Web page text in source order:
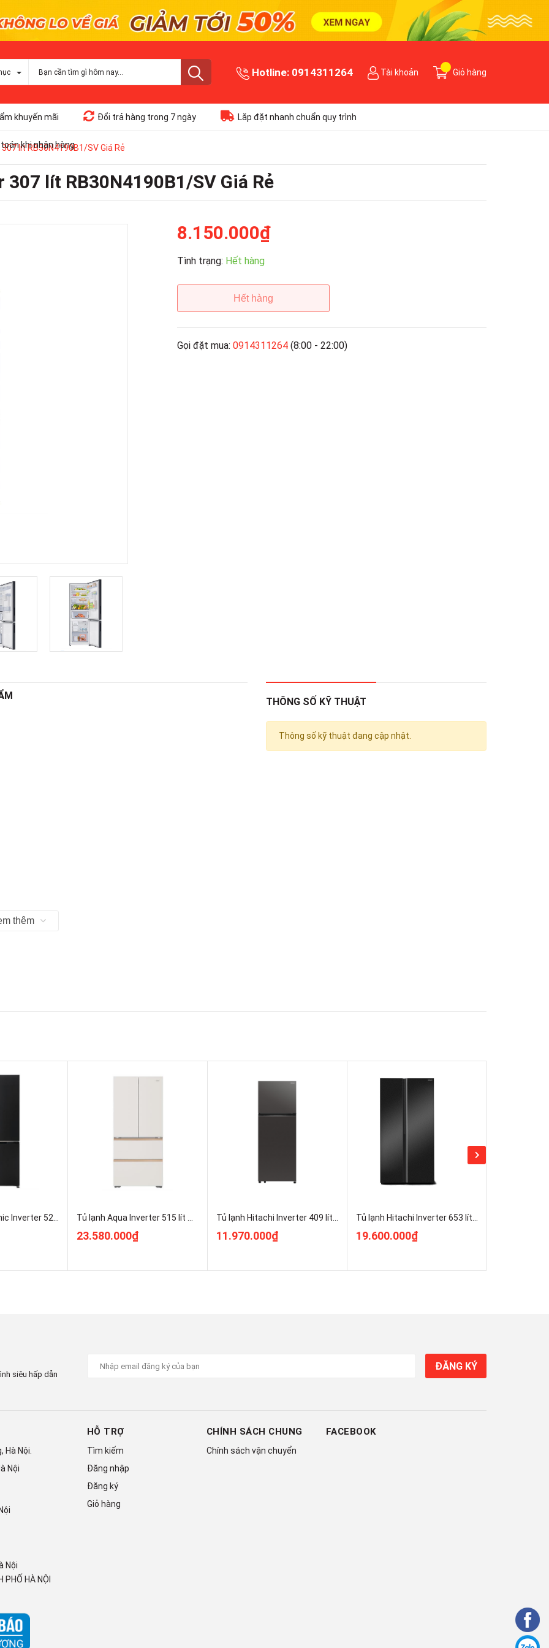
Hotline: 0914311264 Tài khoản Giỏ hàng
khuyến mãi Đổi trả hàng trong 7 ngày Lắp đặt nhanh chuẩn quy trình
khi nhận hàng
lít RB30N4190B1/SV Giá Rẻ
lít RB30N4190B1/SV Giá Rẻ
8.150.000₫
Tình trạng: Hết hàng
Hết hàng
Gọi đặt mua: 0914311264 (8:00 - 22:00)
soát chặt chẽ sự thay đổi nhiệt độ
kg
thêm
THÔNG SỐ KỸ THUẬT
Thông số kỹ thuật đang cập nhật.
Tủ lạnh Panasonic Inverter 525 lít Multi Door NR-XZ590CWKV Giá Rẻ Nhất Tủ lạnh Aqua Inverter 515 lít Multi Door AQR-MA590XA(MC)U1
23.580.000₫
Tủ lạnh Hitachi Inverter 409 lít HRTN6443SAGMGVN Nguyên Seal
11.970.000₫
Tủ lạnh Hitachi Inverter 653 lít HRSN9713ESAUVN Nguyên Seal
19.600.000₫
siêu hấp dẫn
ĐĂNG KÝ
Hà Nội.
Nội
Nội
PHỐ HÀ NỘI
HỖ TRỢ
Tìm kiếm
Đăng nhập
Đăng ký
Giỏ hàng
CHÍNH SÁCH CHUNG
Chính sách vận chuyển
FACEBOOK